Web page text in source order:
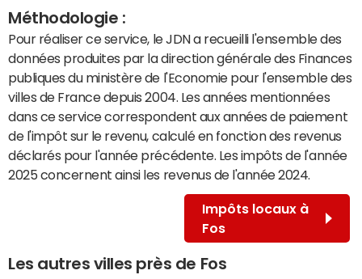
Méthodologie :
Pour réaliser ce service, le JDN a recueilli l'ensemble des
données produites par la direction générale des Finances
publiques du ministère de l'Economie pour l'ensemble des
villes de France depuis 2004. Les années mentionnées
dans ce service correspondent aux années de paiement
de l'impôt sur le revenu, calculé en fonction des revenus
déclarés pour l'année précédente. Les impôts de l'année
2025 concernent ainsi les revenus de l'année 2024.
Impôts locaux à
Fos
Les autres villes près de Fos